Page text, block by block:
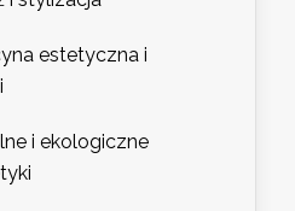
estetyczna i
i ekologiczne